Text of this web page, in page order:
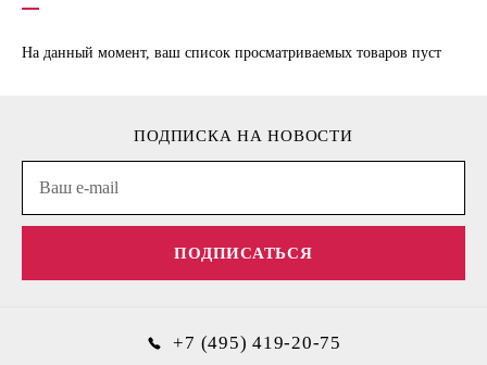
На данный момент, ваш список просматриваемых товаров пуст
ПОДПИСКА НА НОВОСТИ
ПОДПИСАТЬСЯ
+7 (495) 419-20-75